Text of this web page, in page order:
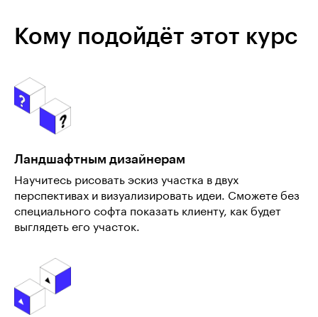
Кому подойдёт этот курс
Ландшафтным дизайнерам
Научитесь рисовать эскиз участка в двух
перспективах и визуализировать идеи. Сможете без
специального софта показать клиенту, как будет
выглядеть его участок.